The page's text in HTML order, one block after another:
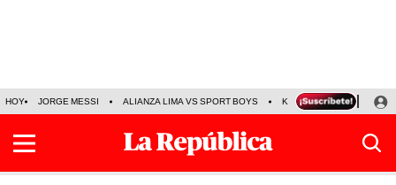
HOY JORGE MESSI ALIANZA LIMA VS SPORT BOYS KENJI FUJIMORI